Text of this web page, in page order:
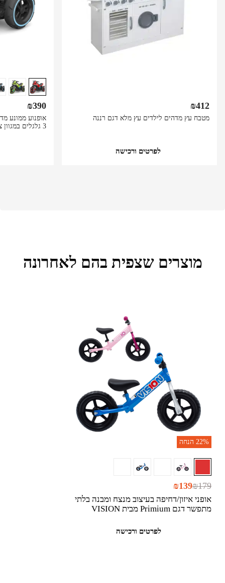
מטבח עץ מדהים לילדים עץ מלא דגם רננה
₪412
לפרטים ורכישה
3 גלגלים במגוון צבעים לבחירה
₪390
מוצרים שצפית בהם לאחרונה
22% הנחה
אופני איזון/דחיפה בעיצוב מנצח ומבנה בלתי
מתפשר דגם Primium מבית VISION
₪179
₪139
לפרטים ורכישה